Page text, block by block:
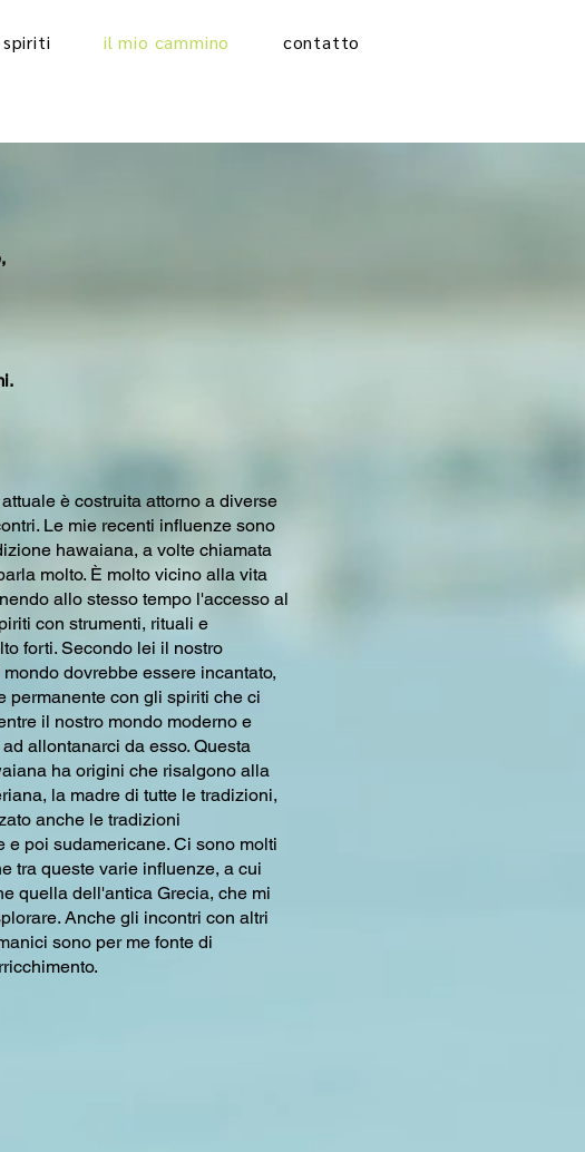
il mio cammino contatto
è costruita attorno a diverse
Le mie recenti influenze sono
hawaiana, a volte chiamata
molto. È molto vicino alla vita
allo stesso tempo l'accesso al
con strumenti, rituali e
forti. Secondo lei il nostro
dovrebbe essere incantato,
permanente con gli spiriti che ci
il nostro mondo moderno e
allontanarci da esso. Questa
ha origini che risalgono alla
la madre di tutte le tradizioni,
anche le tradizioni
e poi sudamericane. Ci sono molti
tra queste varie influenze, a cui
quella dell'antica Grecia, che mi
Anche gli incontri con altri
sono per me fonte di